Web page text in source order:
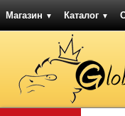
Магазин ▼ Каталог ▼